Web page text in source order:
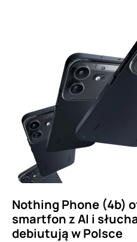
Nothing Phone (4b)
smartfon z AI i
debiutują w Polsce